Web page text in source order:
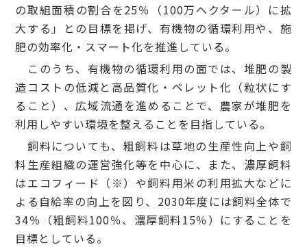
の取組面積の割合を25％（100万ヘクタール）に拡
大する」との目標を掲げ、有機物の循環利用や、施
肥の効率化・スマート化を推進している。
このうち、有機物の循環利用の面では、堆肥の製
造コストの低減と高品質化・ペレット化（粒状にす
ること）、広域流通を進めることで、農家が堆肥を
利用しやすい環境を整えることを目指している。
飼料についても、粗飼料は草地の生産性向上や飼
料生産組織の運営強化等を中心に、また、濃厚飼料
はエコフィード（※）や飼料用米の利用拡大などに
よる自給率の向上を図り、2030年度には飼料全体で
34％（粗飼料100％、濃厚飼料15％）にすることを
目標としている。